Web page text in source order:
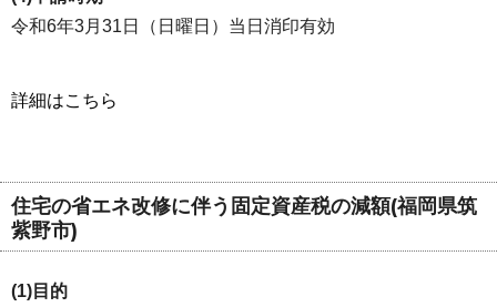
令和6年3月31日（日曜日）当日消印有効
詳細はこちら
住宅の省エネ改修に伴う固定資産税の減額(福岡県筑
紫野市)
(1)目的